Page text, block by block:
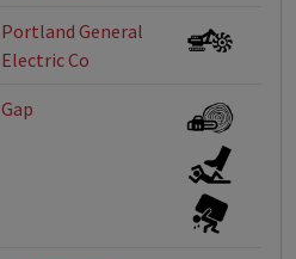
Portland General
Electric Co
Gap